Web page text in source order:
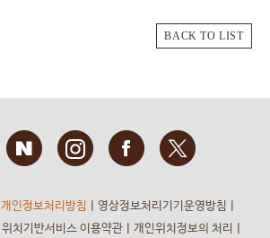
BACK TO LIST
개인정보처리방침 영상정보처리기기운영방침
위치기반서비스 이용약관 개인위치정보의 처리